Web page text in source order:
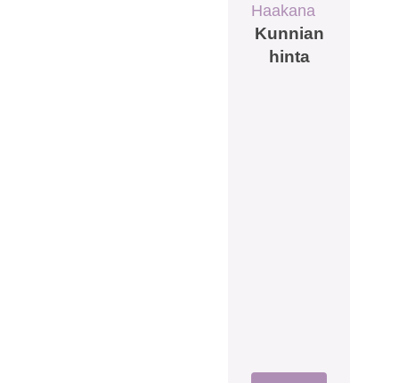
Haakana
Kunnian
hinta